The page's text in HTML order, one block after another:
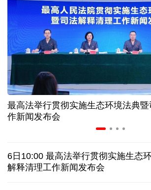
第五届数贸会将首设Token专区 探索
北京：非京籍家庭购房社保个税缴
近346亿元 广东电网交出上半年投
31省份上半年外贸成绩单出炉 见证
俄黑客称获取北约直接参与袭击俄领
最高法举行贯彻实施生态环境法典
作新闻发布会
6日10:00 最高法举行贯彻实施生态
解释清理工作新闻发布会